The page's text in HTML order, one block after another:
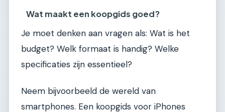
Wat maakt een koopgids goed?
Je moet denken aan vragen als: Wat is het
budget? Welk formaat is handig? Welke
specificaties zijn essentieel?
Neem bijvoorbeeld de wereld van
smartphones. Een koopgids voor iPhones